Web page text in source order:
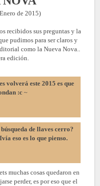
de 2015)
recibidos sus preguntas y la
pudimos para ser claros y
como la Nueva Nova..
edición.
volverá este 2015 es que
:c~
de llaves cerro?
eso es lo que pienso.
muchas cosas quedaron en
perder, es por eso que el